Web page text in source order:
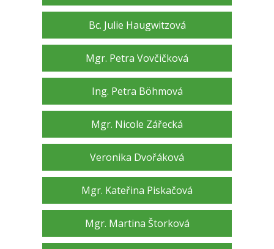
Bc. Julie Haugwitzová
Mgr. Petra Vovčičková
Ing. Petra Böhmová
Mgr. Nicole Zářecká
Veronika Dvořáková
Mgr. Kateřina Piskačová
Mgr. Martina Štorková